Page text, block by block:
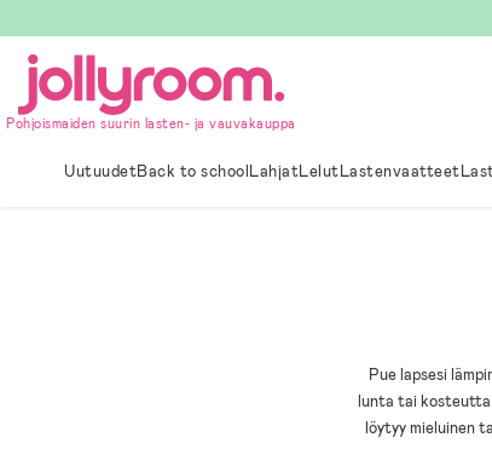
till
innehållet
Pohjoismaiden suurin lasten- ja vauvakauppa
UutuudetBack to schoolLahjatLelutLastenvaatteet
Pue lapsesi
lunta tai kosteutta
löytyy mieluinen